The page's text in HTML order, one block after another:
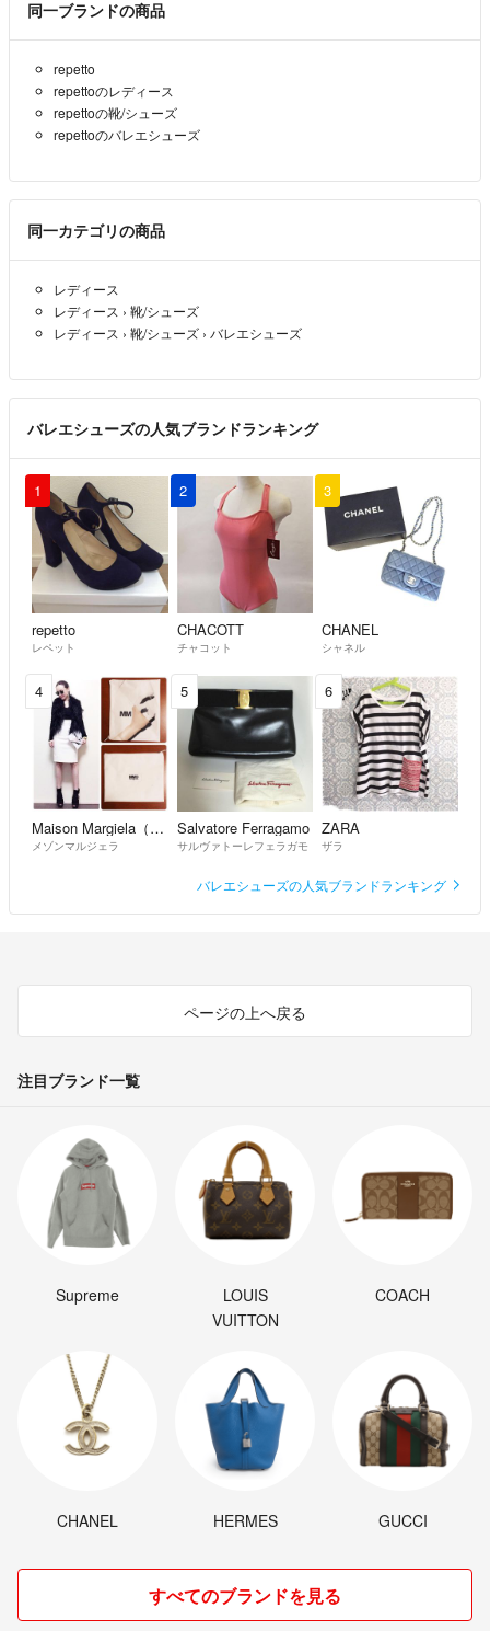
同一ブランドの商品
repetto
repettoのレディース
repettoの靴/シューズ
repettoのバレエシューズ
同一カテゴリの商品
レディース
レディース › 靴/シューズ
レディース › 靴/シューズ › バレエシューズ
バレエシューズの人気ブランドランキング
1
repetto
レペット
2
CHACOTT
チャコット
3
CHANEL
シャネル
4
Maison Margiela（旧Maison Martin Margiela）
メゾンマルジェラ
5
Salvatore Ferragamo
サルヴァトーレフェラガモ
6
ZARA
ザラ
バレエシューズの人気ブランドランキング
ページの上へ戻る
注目ブランド一覧
Supreme
LOUIS
VUITTON
COACH
CHANEL HERMES GUCCI
すべてのブランドを見る